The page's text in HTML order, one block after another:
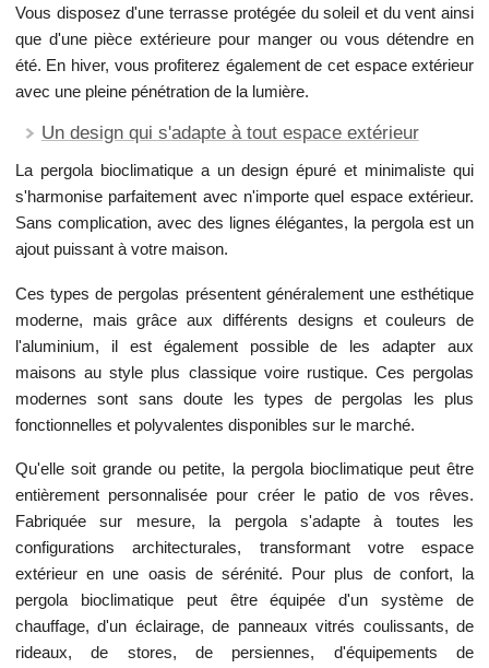
Vous disposez d'une terrasse protégée du soleil et du vent ainsi
que d'une pièce extérieure pour manger ou vous détendre en
été. En hiver, vous profiterez également de cet espace extérieur
avec une pleine pénétration de la lumière.
Un design qui s'adapte à tout espace extérieur
La pergola bioclimatique a un design épuré et minimaliste qui
s'harmonise parfaitement avec n'importe quel espace extérieur.
Sans complication, avec des lignes élégantes, la pergola est un
ajout puissant à votre maison.
Ces types de pergolas présentent généralement une esthétique
moderne, mais grâce aux différents designs et couleurs de
l'aluminium, il est également possible de les adapter aux
maisons au style plus classique voire rustique. Ces pergolas
modernes sont sans doute les types de pergolas les plus
fonctionnelles et polyvalentes disponibles sur le marché.
Qu'elle soit grande ou petite, la pergola bioclimatique peut être
entièrement personnalisée pour créer le patio de vos rêves.
Fabriquée sur mesure, la pergola s'adapte à toutes les
configurations architecturales, transformant votre espace
extérieur en une oasis de sérénité. Pour plus de confort, la
pergola bioclimatique peut être équipée d'un système de
chauffage, d'un éclairage, de panneaux vitrés coulissants, de
rideaux, de stores, de persiennes, d'équipements de